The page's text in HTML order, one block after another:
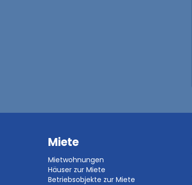
Miete
Mietwohnungen
Häuser zur Miete
Betriebsobjekte zur Miete